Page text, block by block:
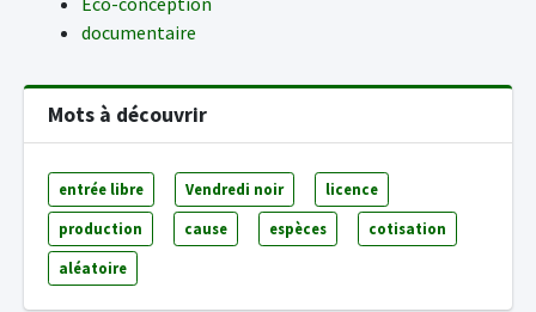
documentaire
Mots à découvrir
entrée libre Vendredi noir licence
production cause espèces cotisation
aléatoire